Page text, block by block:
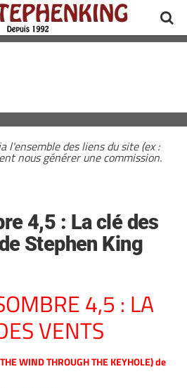
l'ensemble des liens du site (ex :
nous générer une commission.
4,5 : La clé des
Stephen King
4,5 : LA
VENTS
WIND THROUGH THE KEYHOLE) de